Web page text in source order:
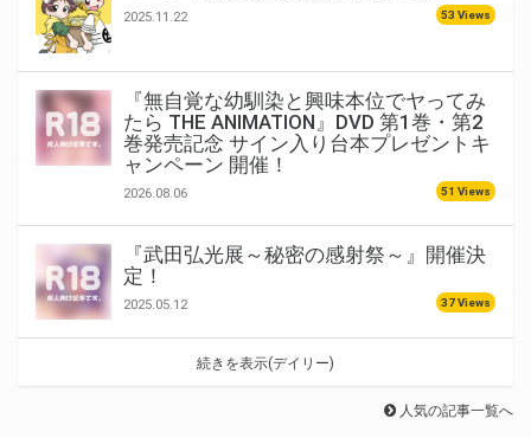
2025.11.22 53 Views
『無自覚な幼馴染と興味本位でヤってみ
たら THE ANIMATION』DVD 第1巻・第2
巻発売記念 サイン入り台本プレゼントキ
ャンペーン 開催！
2026.08.06 51 Views
『武田弘光展～秘密の感射祭～』開催決
定！
2025.05.12 37 Views
続きを表示(デイリー)
人気の記事一覧へ